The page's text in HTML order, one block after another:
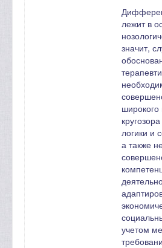
лежит в
значит,
широкого
логики и
а также
учетом